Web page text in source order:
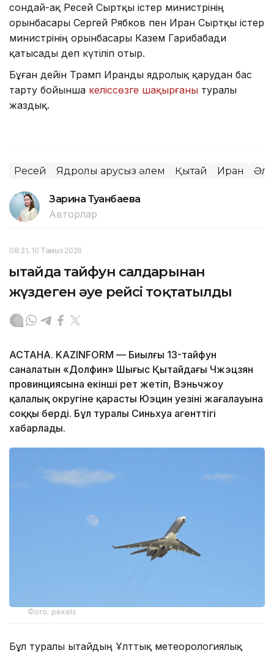
сондай-ақ Ресей Сыртқы істер министрінің
орынбасары Сергей Рябков пен Иран Сыртқы істер
министрінің орынбасары Казем Гарибабади
қатысады деп күтіліп отыр.
Бұған дейін Трамп Иранды ядролық қарудан бас
тарту бойынша келіссөзге шақырғаны туралы
жаздық.
Ресей Ядролық қарусыз әлем Қытай Иран
Зарина Туғанбаева
Авторлар
08:31, 10 Тамыз 2026
Қытайда тайфун салдарынан
жүздеген әуе рейсі тоқтатылды
АСТАНА. KAZINFORM — Биылғы 13-тайфун
саналатын «Долфин» Шығыс Қытайдағы Чжэцзян
провинциясына екінші рет жетіп, Вэньчжоу
қалалық округіне қарасты Юэцин уезінің жағалауына
соққы берді. Бұл туралы Синьхуа агенттігі
хабарлады.
Фото: pexels
Бұл туралы Қытайдың Ұлттық метеорологиялық